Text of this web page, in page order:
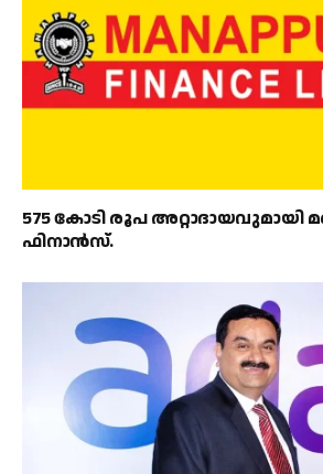
575 കോടി രൂപ അറ്റാദായവുമായി
ഫിനാൻസ്.